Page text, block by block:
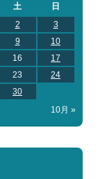
土
日
2
3
9
10
16
17
23
24
30
10月 »